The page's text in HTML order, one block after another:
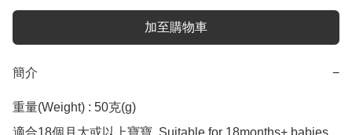
加至購物車
簡介 −
重量(Weight) : 50克(g)